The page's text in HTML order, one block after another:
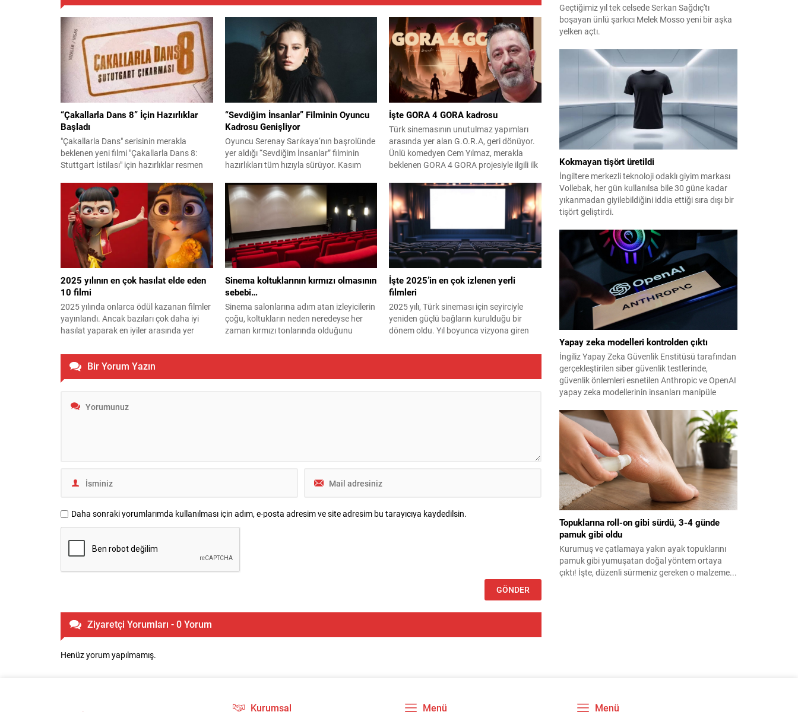
“Çakallarla Dans 8” İçin Hazırlıklar
Başladı
"Çakallarla Dans" serisinin merakla
beklenen yeni filmi "Çakallarla Dans 8:
Stuttgart İstilası" için hazırlıklar resmen
“Sevdiğim İnsanlar” Filminin Oyuncu
Kadrosu Genişliyor
Oyuncu Serenay Sarıkaya‘nın başrolünde
yer aldığı “Sevdiğim İnsanlar” filminin
hazırlıkları tüm hızıyla sürüyor. Kasım
oyuncu kadrosuna dört yeni isim daha
dahil oldu. Kadroya Dört Yeni Oyuncu
Katıldı Ödüllü yönetmen Doğuş Algün
imzasını taşıyan filmde Serenay Sarıkaya,
Azra karakterini canlandıracak. Çekimleri
İzmir ve çevresinde gerçekleştirilecek
yapımda,...
İşte GORA 4 GORA kadrosu
Türk sinemasının unutulmaz yapımları
arasında yer alan G.O.R.A, geri dönüyor.
Ünlü komedyen Cem Yılmaz, merakla
beklenen GORA 4 GORA projesiyle ilgili ilk
verdi. Kadroya dair ipuçlarını verdi.
2025 yılının en çok hasılat elde eden
10 filmi
2025 yılında onlarca ödül kazanan filmler
yayınlandı. Ancak bazıları çok daha iyi
hasılat yaparak en iyiler arasında yer
Sinema koltuklarının kırmızı olmasının
sebebi…
Sinema salonlarına adım atan izleyicilerin
çoğu, koltukların neden neredeyse her
zaman kırmızı tonlarında olduğunu
çok daha fazlasını barındırıyor.
İşte 2025’in en çok izlenen yerli
filmleri
2025 yılı, Türk sineması için seyirciyle
yeniden güçlü bağların kurulduğu bir
dönem oldu. Yıl boyunca vizyona giren
gişe listelerinde dikkat çekici başarılar
filmleri…
Bir Yorum Yazın
Daha sonraki yorumlarımda kullanılması için adım, e-posta adresim ve site adresim bu tarayıcıya kaydedilsin.
Ziyaretçi Yorumları - 0 Yorum
Henüz yorum yapılmamış.
Geçtiğimiz yıl tek celsede Serkan Sağdıç'tı
boşayan ünlü şarkıcı Melek Mosso yeni bir aşka
yelken açtı.
Kokmayan tişört üretildi
İngiltere merkezli teknoloji odaklı giyim markası
Vollebak, her gün kullanılsa bile 30 güne kadar
yıkanmadan giyilebildiğini iddia ettiği sıra dışı bir
tişört geliştirdi.
Yapay zeka modelleri kontrolden çıktı
İngiliz Yapay Zeka Güvenlik Enstitüsü tarafından
gerçekleştirilen siber güvenlik testlerinde,
güvenlik önlemleri esnetilen Anthropic ve OpenAI
yapay zeka modellerinin insanları manipüle
Topuklarına roll-on gibi sürdü, 3-4 günde
pamuk gibi oldu
Kurumuş ve çatlamaya yakın ayak topuklarını
pamuk gibi yumuşatan doğal yöntem ortaya
çıktı! İşte, düzenli sürmeniz gereken o malzeme...
Kurumsal Menü Menü